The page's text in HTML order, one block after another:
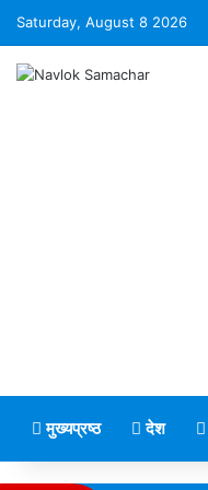
Saturday, August 8 2026
मुख्यप्रष्ठ देश